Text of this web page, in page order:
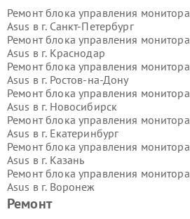
Ремонт
Ремонт блока управления монитора
Asus в г. Санкт-Петербург
Ремонт блока управления монитора
Asus в г. Краснодар
Ремонт блока управления монитора
Asus в г. Ростов-на-Дону
Ремонт блока управления монитора
Asus в г. Новосибирск
Ремонт блока управления монитора
Asus в г. Екатеринбург
Ремонт блока управления монитора
Asus в г. Казань
Ремонт блока управления монитора
Asus в г. Воронеж
Ремонт блока управления монитора